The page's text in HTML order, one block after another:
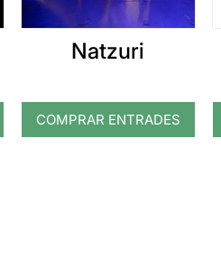
Natzuri
COMPRAR ENTRADES